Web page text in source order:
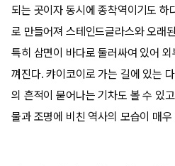
되는 곳이자 동시에 종착역이기도 하
로 만들어져 스테인드글라스와 오래
특히 삼면이 바다로 둘러싸여 있어
껴진다. 캬이코이로 가는 길에 있는
의 흔적이 묻어나는 기차도 볼 수 있
물과 조명에 비친 역사의 모습이 매우